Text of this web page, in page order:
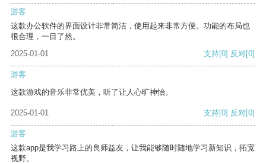
游客
这款办公软件的界面设计非常简洁，使用起来非常方便。功能的布局也
很合理，一目了然。
2025-01-01
支持[0] 反对[0]
游客
这款游戏的音乐非常优美，听了让人心旷神怡。
2025-01-01 支持[0] 反对[0]
游客
这款app是我学习路上的良师益友，让我能够随时随地学习新知识，拓宽
视野。